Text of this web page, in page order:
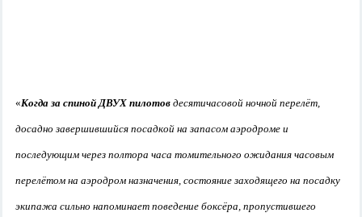
«Когда за спиной ДВУХ пилотов десятичасовой ночной перелёт,
досадно завершившийся посадкой на запасом аэродроме и
последующим через полтора часа томительного ожидания часовым
перелётом на аэродром назначения, состояние заходящего на посадку
экипажа сильно напоминает поведение боксёра, пропустившего